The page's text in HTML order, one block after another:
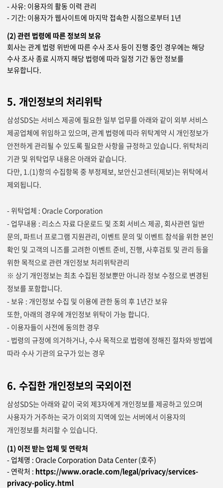
- 사유: 이용자의 활동 이력 관리
- 기간: 이용자가 웹사이트에 마지막 접속한 시점으로부터 1년
(2) 관련 법령에 따른 정보의 보유
회사는 관계 법령 위반에 따른 수사 조사 등이 진행 중인 경우에는 해당
수사 조사 종료 시까지 해당 법령에 따라 일정 기간 동안 정보를
보유합니다.
5. 개인정보의 처리위탁
삼성SDS는 서비스 제공에 필요한 일부 업무를 아래와 같이 외부 서비스
제공업체에 위임하고 있으며, 관계 법령에 따라 위탁계약 시 개인정보가
안전하게 관리될 수 있도록 필요한 사항을 규정하고 있습니다. 위탁처리
기관 및 위탁업무 내용은 아래와 같습니다.
다만, 1.(1)항의 수집항목 중 부정제보, 보안신고센터(제보)는 위탁에서
제외됩니다.
- 위탁업체 : Oracle Corporation
- 업무내용 : 리소스 자료 다운로드 및 조회 서비스 제공, 회사관련 일반
문의, 파트너 프로그램 지원관리, 이벤트 문의 및 이벤트 참석을 위한 본인
확인 및 고객의 니즈를 고려한 이벤트 준비, 진행, 사후검토 및 관리 등을
위한 목적으로 관련 개인정보 처리위탁관리
※ 상기 개인정보는 최초 수집된 정보뿐만 아니라 정보 수정으로 변경된
정보를 포함합니다.
- 보유 : 개인정보 수집 및 이용에 관한 동의 후 1년간 보유
또한, 아래의 경우에 개인정보 위탁이 가능 합니다.
- 이용자들이 사전에 동의한 경우
- 법령의 규정에 의거하거나, 수사 목적으로 법령에 정해진 절차와 방법에
따라 수사 기관의 요구가 있는 경우
6. 수집한 개인정보의 국외이전
삼성SDS는 아래와 같이 국외 제3자에게 개인정보를 제공하고 있으며
사용자가 거주하는 국가 이외의 지역에 있는 서버에서 이용자의
개인정보를 처리할 수 있습니다.
(1) 이전 받는 업체 및 연락처
- 업체명 : Oracle Corporation Data Center (호주)
- 연락처 : https://www.oracle.com/legal/privacy/services-
privacy-policy.html